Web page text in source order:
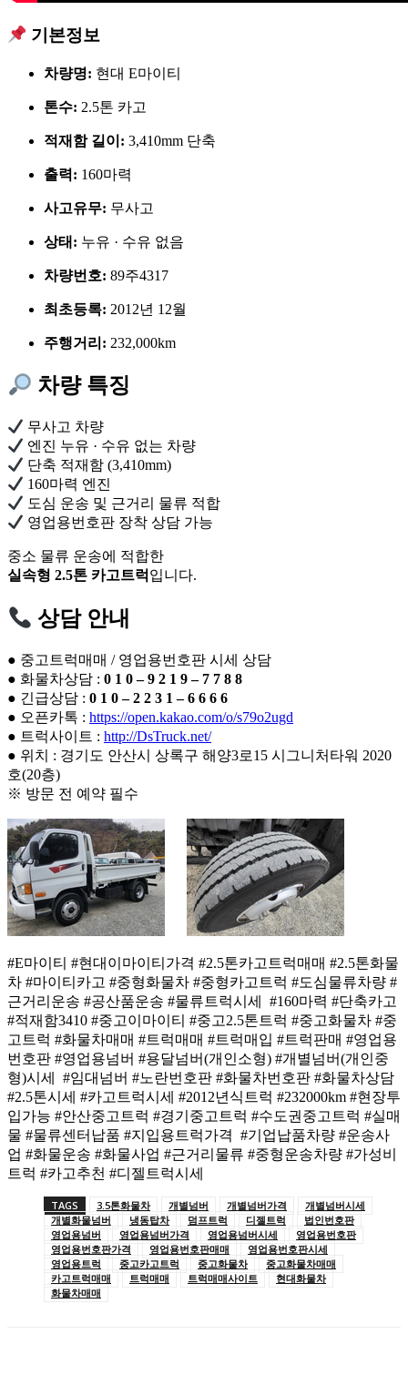
기본정보
차량명: 현대 E마이티
톤수: 2.5톤 카고
적재함 길이: 3,410mm 단축
출력: 160마력
사고유무: 무사고
상태: 누유 · 수유 없음
차량번호: 89주4317
최초등록: 2012년 12월
주행거리: 232,000km
차량 특징
무사고 차량
엔진 누유 · 수유 없는 차량
단축 적재함 (3,410mm)
160마력 엔진
도심 운송 및 근거리 물류 적합
영업용번호판 장착 상담 가능
중소 물류 운송에 적합한
실속형 2.5톤 카고트럭 입니다.
상담 안내
● 중고트럭매매 / 영업용번호판 시세 상담
● 화물차상담 : 0 1 0 – 9 2 1 9 – 7 7 8 8
● 긴급상담 : 0 1 0 – 2 2 3 1 – 6 6 6 6
● 오픈카톡 : https://open.kakao.com/o/s79o2ugd
● 트럭사이트 : http://DsTruck.net/
● 위치 : 경기도 안산시 상록구 해양3로15 시그니처타워 2020
호(20층)
※ 방문 전 예약 필수
#E마이티 #현대이마이티가격 #2.5톤카고트럭매매 #2.5톤화물
차 #마이티카고 #중형화물차 #중형카고트럭 #도심물류차량 #
근거리운송 #공산품운송 #물류트럭시세 #160마력 #단축카고
#적재함3410 #중고이마이티 #중고2.5톤트럭 #중고화물차 #중
고트럭 #화물차매매 #트럭매매 #트럭매입 #트럭판매 #영업용
번호판 #영업용넘버 #용달넘버(개인소형) #개별넘버(개인중
형)시세 #임대넘버 #노란번호판 #화물차번호판 #화물차상담
#2.5톤시세 #카고트럭시세 #2012년식트럭 #232000km #현장투
입가능 #안산중고트럭 #경기중고트럭 #수도권중고트럭 #실매
물 #물류센터납품 #지입용트럭가격 #기업납품차량 #운송사
업 #화물운송 #화물사업 #근거리물류 #중형운송차량 #가성비
트럭 #카고추천 #디젤트럭시세
TAGS 3.5톤화물차 개별넘버 개별넘버가격
개별넘버시세
개별화물넘버
냉동탑차 덤프트럭 디젤트럭
법인번호판
영업용넘버
영업용넘버가격 영업용넘버시세
영업용번호판
영업용번호판가격
영업용번호판매매
영업용번호판시세
영업용트럭
중고카고트럭 중고화물차
중고화물차매매
카고트럭매매
트럭매매 트럭매매사이트
현대화물차
화물차매매